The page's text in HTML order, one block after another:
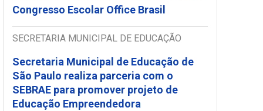
Congresso Escolar Office Brasil
SECRETARIA MUNICIPAL DE EDUCAÇÃO
Secretaria Municipal de Educação de
São Paulo realiza parceria com o
SEBRAE para promover projeto de
Educação Empreendedora